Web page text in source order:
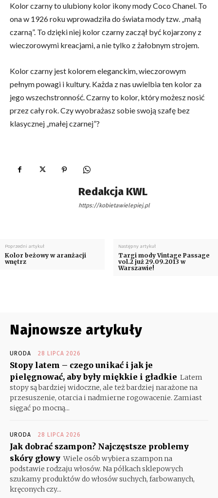
Kolor czarny to ulubiony kolor ikony mody Coco Chanel. To
ona w 1926 roku wprowadziła do świata mody tzw. „małą
czarną”. To dzięki niej kolor czarny zaczął być kojarzony z
wieczorowymi kreacjami, a nie tylko z żałobnym strojem.
Kolor czarny jest kolorem eleganckim, wieczorowym
pełnym powagi i kultury. Każda z nas uwielbia ten kolor za
jego wszechstronność. Czarny to kolor, który możesz nosić
przez cały rok. Czy wyobrażasz sobie swoją szafę bez
klasycznej „małej czarnej”?
Redakcja KWL
https://kobietawielepiej.pl
Poprzedni artykuł
Kolor beżowy w aranżacji
wnętrz
Następny artykuł
Targi mody Vintage Passage
vol.2 już 29.09.2013 w
Warszawie!
Najnowsze artykuły
URODA 28 LIPCA 2026
Stopy latem – czego unikać i jak je
pielęgnować, aby były miękkie i gładkie Latem
stopy są bardziej widoczne, ale też bardziej narażone na
przesuszenie, otarcia i nadmierne rogowacenie. Zamiast
sięgać po mocną...
URODA 28 LIPCA 2026
Jak dobrać szampon? Najczęstsze problemy
skóry głowy Wiele osób wybiera szampon na
podstawie rodzaju włosów. Na półkach sklepowych
szukamy produktów do włosów suchych, farbowanych,
kręconych czy...